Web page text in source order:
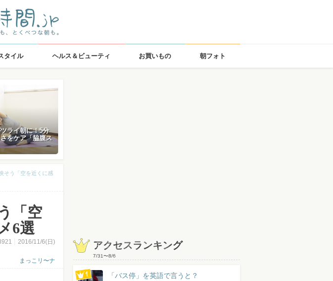
タイル ヘルス＆ビューティ お買いもの 朝フォト
ライ朝に！5分
をケア「脇腹ス
そう「空を近くに感
「空
6選
2016/11/6(日)
まっこリ〜ナ
アクセスランキング
7/31〜8/6
「バス停」を英語で言うと？